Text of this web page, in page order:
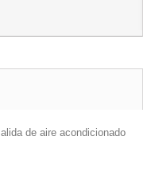
de aire acondicionado